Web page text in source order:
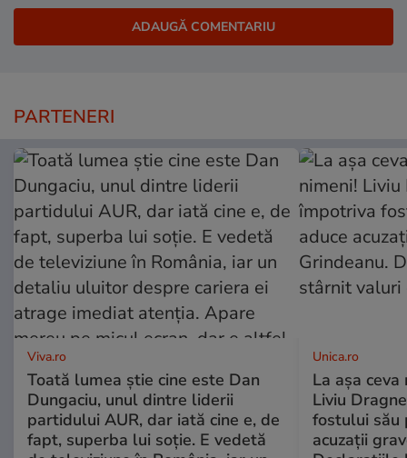
PARTENERI
Viva.ro
Toată lumea știe cine este Dan
Dungaciu, unul dintre liderii
partidului AUR, dar iată cine e, de
fapt, superba lui soție. E vedetă
Unica.ro
La așa
Liviu
fostului său
acuzații